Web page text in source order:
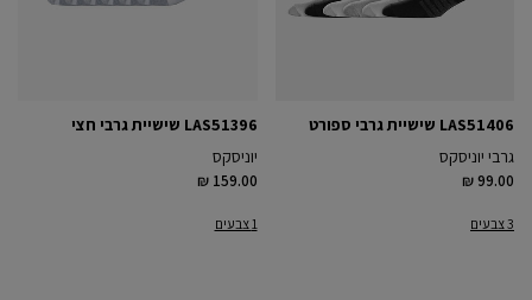
LAS51406 שישיית גרבי ספורט
גרבי יוניסקס
₪ 99.00
3 צבעים
LAS51396 שישיית גרבי חצי
יוניסקס
₪ 159.00
1 צבעים